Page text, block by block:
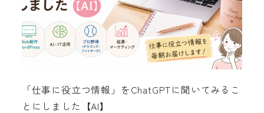
「仕事に役立つ情報」をChatGPTに聞いてみるこ
とにしました【AI】